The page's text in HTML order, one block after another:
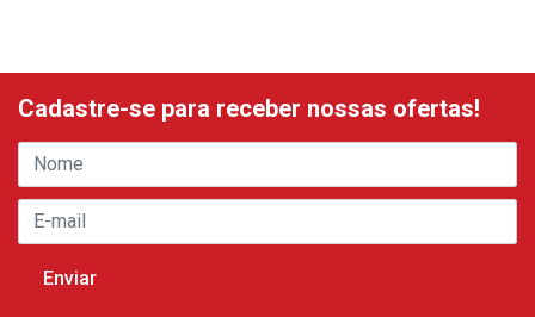
Cadastre-se para receber nossas ofertas!